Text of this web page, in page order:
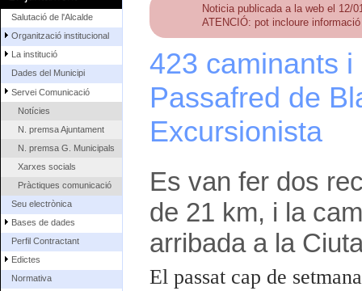
Salutació de l'Alcalde
Organització institucional
La institució
Dades del Municipi
Servei Comunicació
Notícies
N. premsa Ajuntament
N. premsa G. Municipals
Xarxes socials
Pràctiques comunicació
Seu electrònica
Bases de dades
Perfil Contractant
Edictes
Normativa
Noticia publicada a la web el 12/
ATENCIÓ: pot incloure
423 caminants
Passafred de
Excursionista
Es van fer dos
de 21 km, i la
arribada a la
El passat cap de